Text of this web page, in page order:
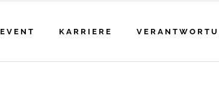
EVENT KARRIERE